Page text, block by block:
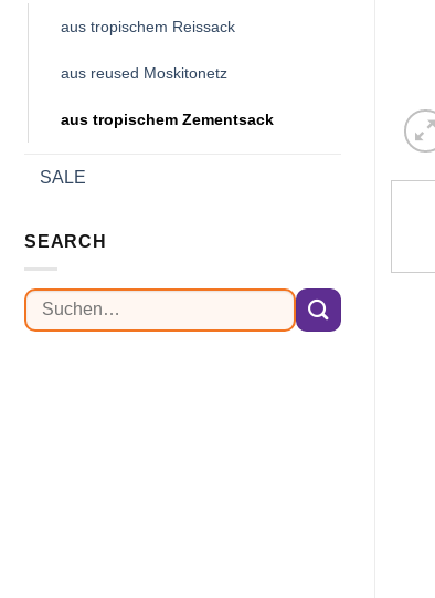
aus tropischem Reissack
aus reused Moskitonetz
aus tropischem Zementsack
SALE
SEARCH
Suchen
nach: